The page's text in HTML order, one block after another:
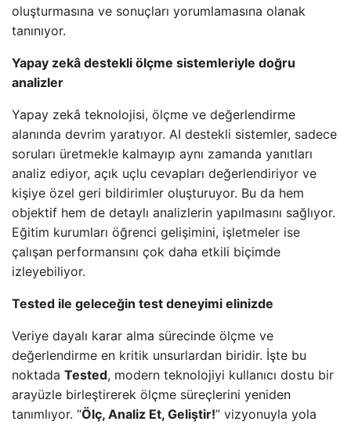
oluşturmasına ve sonuçları yorumlamasına olanak
tanınıyor.
Yapay zekâ destekli ölçme sistemleriyle doğru
analizler
Yapay zekâ teknolojisi, ölçme ve değerlendirme
alanında devrim yaratıyor. AI destekli sistemler, sadece
soruları üretmekle kalmayıp aynı zamanda yanıtları
analiz ediyor, açık uçlu cevapları değerlendiriyor ve
kişiye özel geri bildirimler oluşturuyor. Bu da hem
objektif hem de detaylı analizlerin yapılmasını sağlıyor.
Eğitim kurumları öğrenci gelişimini, işletmeler ise
çalışan performansını çok daha etkili biçimde
izleyebiliyor.
Tested ile geleceğin test deneyimi elinizde
Veriye dayalı karar alma sürecinde ölçme ve
değerlendirme en kritik unsurlardan biridir. İşte bu
noktada Tested, modern teknolojiyi kullanıcı dostu bir
arayüzle birleştirerek ölçme süreçlerini yeniden
tanımlıyor. “Ölç, Analiz Et, Geliştir!” vizyonuyla yola